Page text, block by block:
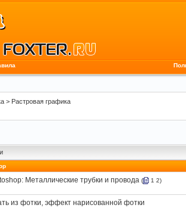
> Растровая графика
Металлические трубки и провода ( 1 2)
из фотки, эффект нарисованной фотки